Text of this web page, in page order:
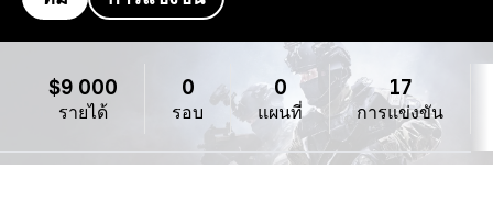
รายได้
$9 000
รอบ
0
แผนที่
0
การแข่งขัน
17